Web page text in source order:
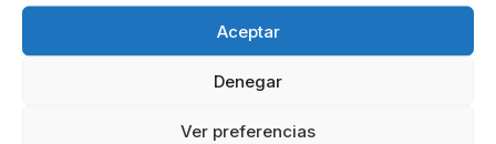
Aceptar
Denegar
Ver preferencias
Te puede interesar